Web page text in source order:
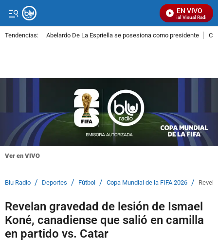
EN VIVO
Señal Visual Radio
Tendencias: Abelardo De La Espriella se posesiona como presidente
Ver en VIVO
Blu Radio / Deportes / Fútbol / Copa Mundial de la FIFA 2026 /
Revelan gravedad de lesión de Ismael
Koné, canadiense que salió en camilla
en partido vs. Catar